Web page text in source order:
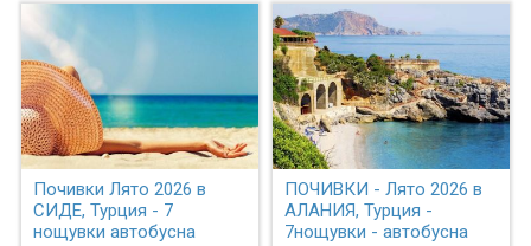
Почивки Лято 2026 в
СИДЕ, Турция - 7
нощувки автобусна
ПОЧИВКИ - Лято 2026 в
АЛАНИЯ, Турция -
7нощувки - автобусна